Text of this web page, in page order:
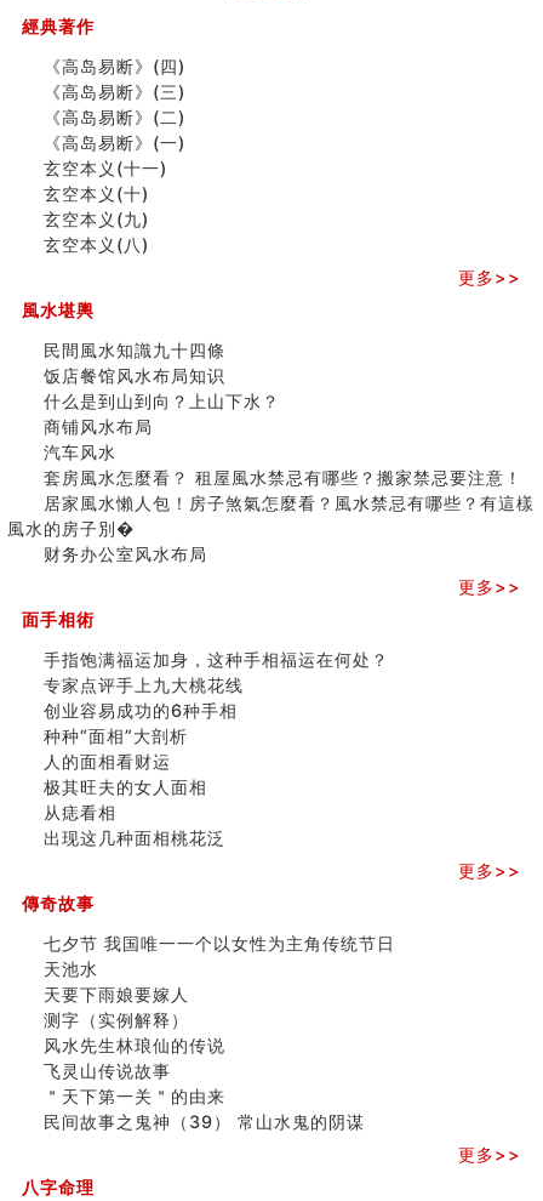
商舖大門的風水原則 (上)
玄空本义(十一)
家居常見風水形煞及化解方法 (三)
天要下雨娘要嫁人
预测开店怎么样
口相與命運
六爻測住宅風水 (五)
一篇文章解答八字命理所有困惑
汽车风水
六爻占卜预测考试结果
四墓库真诠
套房風水怎麼看？ 租屋風水禁忌有哪些？搬家禁忌要注
精选1500个五行属金的字
玄空本义(九)
八字十神与坐基关系详解
精选1000个五行属土的字
人的面相看财运
玄空本义(八)
六爻算卦：测腹中胎儿是男是女
中國改革開放總設計師鄧小平命造 (名人八字淺析八）
测字（实例解释）
玄空本义(七)
刘燮鈞讲人相 手纹与命运(二)
商铺如何摆放物品催财招财
极其旺夫的女人面相
家居常見風水形煞及化解方法 (二)
居家風水懶人包！房子煞氣怎麼看？風水禁忌有哪些？有
這樣風水的房子別�
南半球的八字如何推排
额相与命运
从痣看相
姓名陰陽配置的凶吉
六爻測住宅風水 (四)
玄空本义 (五)
财务办公室风水布局
精选1500个五行属木的字
玄空本义 (四)
八字算命：女命八字里日坐伤官克夫？
订婚就是定结婚日子吗
二0
二
六
(马)
二
生
肖
运
程
(兔
龙
蛇)
二0
二
六
(马)
二
生
肖
运
程
(鼠
牛
虎)
二○
二
六
(马)
生
肖
运
程
狗
猪)
二○
生
肖
运
羊
猴)
風
法
(一)
(
經典著作
《高岛易断》(四)
《高岛易断》(三)
《高岛易断》(二)
《高岛易断》(一)
玄空本义(十一)
玄空本义(十)
玄空本义(九)
玄空本义(八)
更多>>
風水堪輿
民間風水知識九十四條
饭店餐馆风水布局知识
什么是到山到向？上山下水？
商铺风水布局
汽车风水
套房風水怎麼看？ 租屋風水禁忌有哪些？搬家禁忌要注意！
居家風水懶人包！房子煞氣怎麼看？風水禁忌有哪些？有這樣
風水的房子別�
财务办公室风水布局
更多>>
面手相術
手指饱满福运加身，这种手相福运在何处？
专家点评手上九大桃花线
创业容易成功的6种手相
种种“面相”大剖析
人的面相看财运
极其旺夫的女人面相
从痣看相
出现这几种面相桃花泛
更多>>
傳奇故事
七夕节 我国唯一一个以女性为主角传统节日
天池水
天要下雨娘要嫁人
测字（实例解释）
风水先生林琅仙的传说
飞灵山传说故事
＂天下第一关＂的由来
民间故事之鬼神（39） 常山水鬼的阴谋
更多>>
八字命理